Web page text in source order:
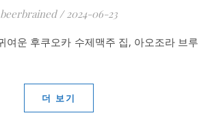
beerbrained / 2024-06-23
더 보기